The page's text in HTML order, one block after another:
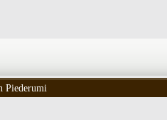
Piederumi